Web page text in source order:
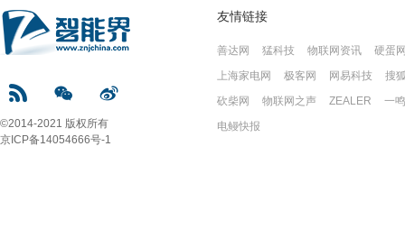
©2014-2021 版权所有
京ICP备14054666号-1
友情链接
善达网 猛科技 物联网资讯
硬蛋
上海家电网
极客网 网易科技
搜
砍柴网
物联网之声 ZEALER
一
电鳗快报